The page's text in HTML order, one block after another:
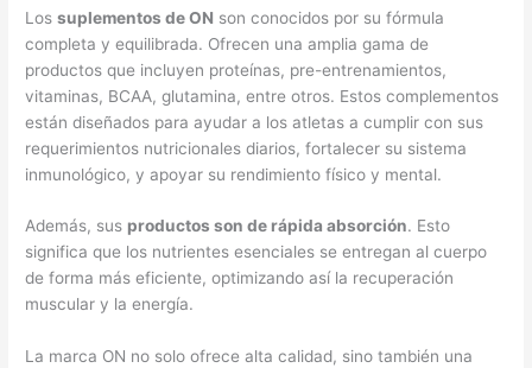
Lossuplementos de ON son conocidos por su fórmula
completa y equilibrada. Ofrecen una amplia gama de
productos que incluyen proteínas, pre-entrenamientos,
vitaminas, BCAA, glutamina, entre otros. Estos complementos
están diseñados para ayudar a los atletas a cumplir con sus
requerimientos nutricionales diarios, fortalecer su sistema
inmunológico, y apoyar su rendimiento físico y mental.
Además, sus productos son de rápida absorción. Esto
significa que los nutrientes esenciales se entregan al cuerpo
de forma más eficiente, optimizando así la recuperación
muscular y la energía.
La marca ON no solo ofrece alta calidad, sino también una